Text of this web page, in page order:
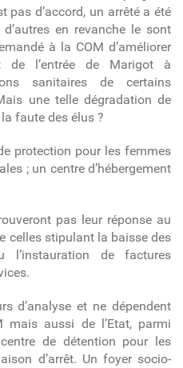
pas d’accord, un arrêté a été
en revanche le sont
à la COM d’améliorer
de l’entrée de Marigot à
sanitaires de certains
une telle dégradation de
faute des élus ?
protection pour les femmes
; un centre d’hébergement
pas leur réponse au
celles stipulant la baisse des
l’instauration de factures
d’analyse et ne dépendent
mais aussi de l’Etat, parmi
de détention pour les
d’arrêt. Un foyer socio-